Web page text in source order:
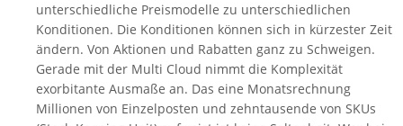
unterschiedliche Preismodelle zu unterschiedlichen
Konditionen. Die Konditionen können sich in kürzester Zeit
ändern. Von Aktionen und Rabatten ganz zu Schweigen.
Gerade mit der Multi Cloud nimmt die Komplexität
exorbitante Ausmaße an. Das eine Monatsrechnung
Millionen von Einzelposten und zehntausende von SKUs